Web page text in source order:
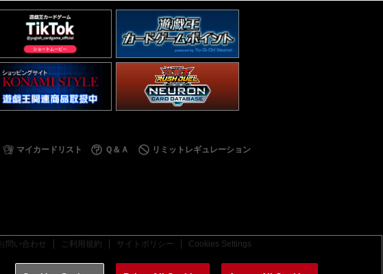
マイカードリスト Ｑ＆Ａ リミットレギュレーション
問い合わせ ご利用規約 サイトポリシー Cookies Settings